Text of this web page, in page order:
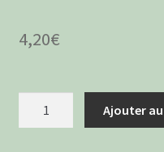
4,20€
Ajouter